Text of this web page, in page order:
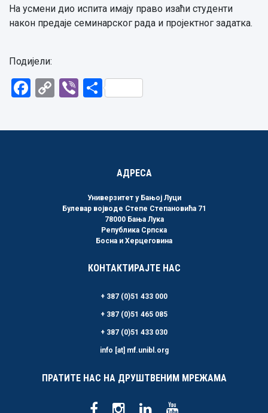
На усмени дио испита имају право изаћи студенти
након предаје семинарског рада и пројектног задатка.
Подијели:
Facebook
CopyViberShare
АДРЕСА
Универзитет у Бањој Луци
Булевар војводе Степе Степановића 71
78000 Бања Лука
Република Српска
Босна и Херцеговина
КОНТАКТИРАЈТЕ НАС
+ 387 (0)51 433 000
+ 387 (0)51 465 085
+ 387 (0)51 433 030
info [at] mf.unibl.org
ПРАТИТЕ НАС НА ДРУШТВЕНИМ МРЕЖАМА